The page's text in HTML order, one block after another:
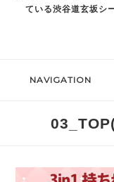
ている渋谷道玄坂シ
NAVIGATION